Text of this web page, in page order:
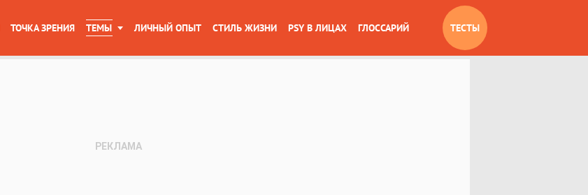
ТОЧКА ЗРЕНИЯ ТЕМЫ ЛИЧНЫЙ ОПЫТ СТИЛЬ ЖИЗНИ PSY В ЛИЦАХ ГЛОССАРИЙ ТЕСТЫ